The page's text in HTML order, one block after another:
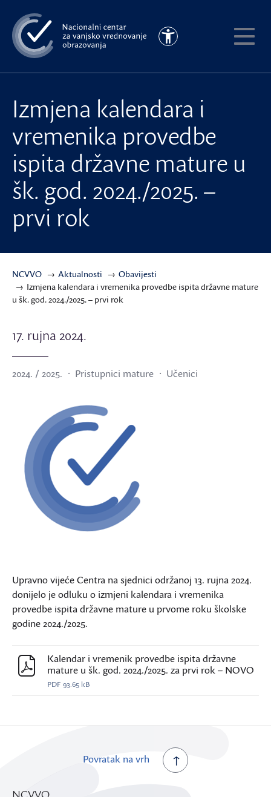
na
glavni
sadržaj
Pristupačnost
Izmjena kalendara i
vremenika provedbe
ispita državne mature u
šk. god. 2024./2025. –
prvi rok
NCVVO Aktualnosti
Obavijesti
Izmjena kalendara i vremenika provedbe ispita državne mature
u šk. god. 2024./2025. – prvi rok
17. rujna 2024.
2024. / 2025. Pristupnici mature Učenici
Upravno vijeće Centra na sjednici održanoj 13. rujna 2024.
donijelo je odluku o izmjeni kalendara i vremenika
provedbe ispita državne mature u prvome roku školske
godine 2024./2025.
Kalendar i vremenik provedbe ispita državne
mature u šk. god. 2024./2025. za prvi rok – NOVO
PDF 93.65 kB
Povratak na vrh
NCVVO